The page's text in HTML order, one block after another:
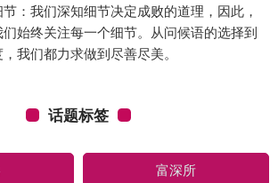
：我们深知细节决定成败的道理，因此，
始终关注每一个细节。从问候语的选择到
我们都力求做到尽善尽美。
话题标签
富深所